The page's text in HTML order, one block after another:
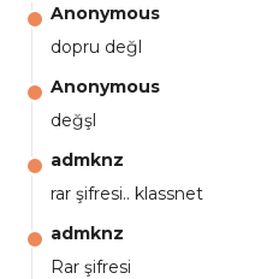
Anonymous
dopru değl
Anonymous
değşl
admknz
rar şifresi.. klassnet
admknz
Rar şifresi